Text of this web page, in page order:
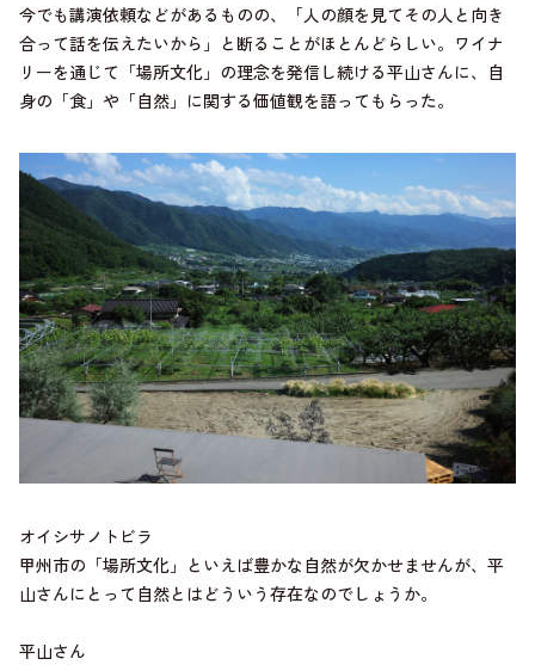
今でも講演依頼などがあるものの、「人の顔を見てその人と向き
合って話を伝えたいから」と断ることがほとんどらしい。ワイナ
リーを通じて「場所文化」の理念を発信し続ける平山さんに、自
身の「食」や「自然」に関する価値観を語ってもらった。
オイシサノトビラ
甲州市の「場所文化」といえば豊かな自然が欠かせませんが、平
山さんにとって自然とはどういう存在なのでしょうか。
平山さん